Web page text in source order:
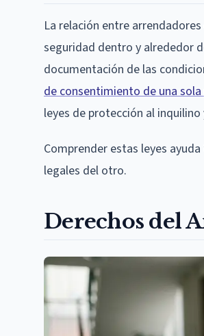
La relación entre
seguridad dentro y alrededor
documentación de las
de consentimiento de una
leyes de protección al
Comprender estas leyes
legales del otro.
Derechos del